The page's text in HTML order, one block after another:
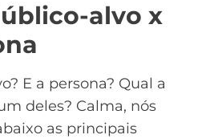
alvo x
E a persona? Qual a
deles? Calma, nós
as principais